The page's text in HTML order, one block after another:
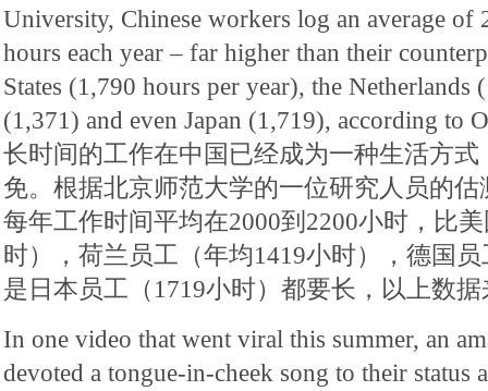
University, Chinese workers log an average
hours each year – far higher than their
States (1,790 hours per year), the Netherlands
(1,371) and even Japan (1,719), according to
长时间的工作在中国已经成为一种生活方
免。根据北京师范大学的一位研究人员的
每年工作时间平均在2000到2200小时，比
时），荷兰员工（年均1419小时），德国
是日本员工（1719小时）都要长，以上数
In one video that went viral this summer, an
devoted a tongue-in-cheek song to their status